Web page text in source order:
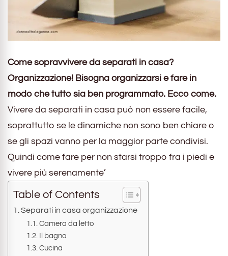
Come sopravvivere da separati in casa?
Organizzazione! Bisogna organizzarsi e fare in
modo che tutto sia ben programmato. Ecco come.
Vivere da separati in casa può non essere facile,
soprattutto se le dinamiche non sono ben chiare o
se gli spazi vanno per la maggior parte condivisi.
Quindi come fare per non starsi troppo fra i piedi e
vivere più serenamente’
Table of Contents
Separati in casa organizzazione
Camera da letto
Il bagno
Cucina